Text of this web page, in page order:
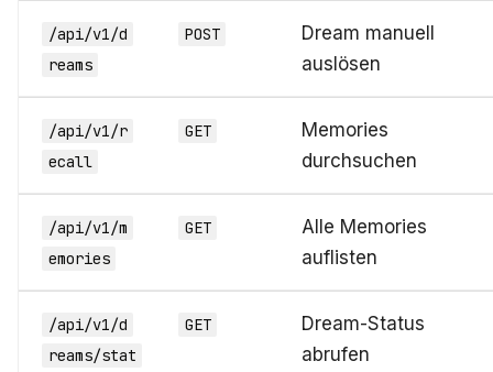
/api/v1/d
reams
POST
Dream manuell
auslösen
/api/v1/r
ecall
GET
Memories
durchsuchen
/api/v1/m
emories
GET
Alle Memories
auflisten
/api/v1/d
reams/stat
GET
Dream-Status
abrufen